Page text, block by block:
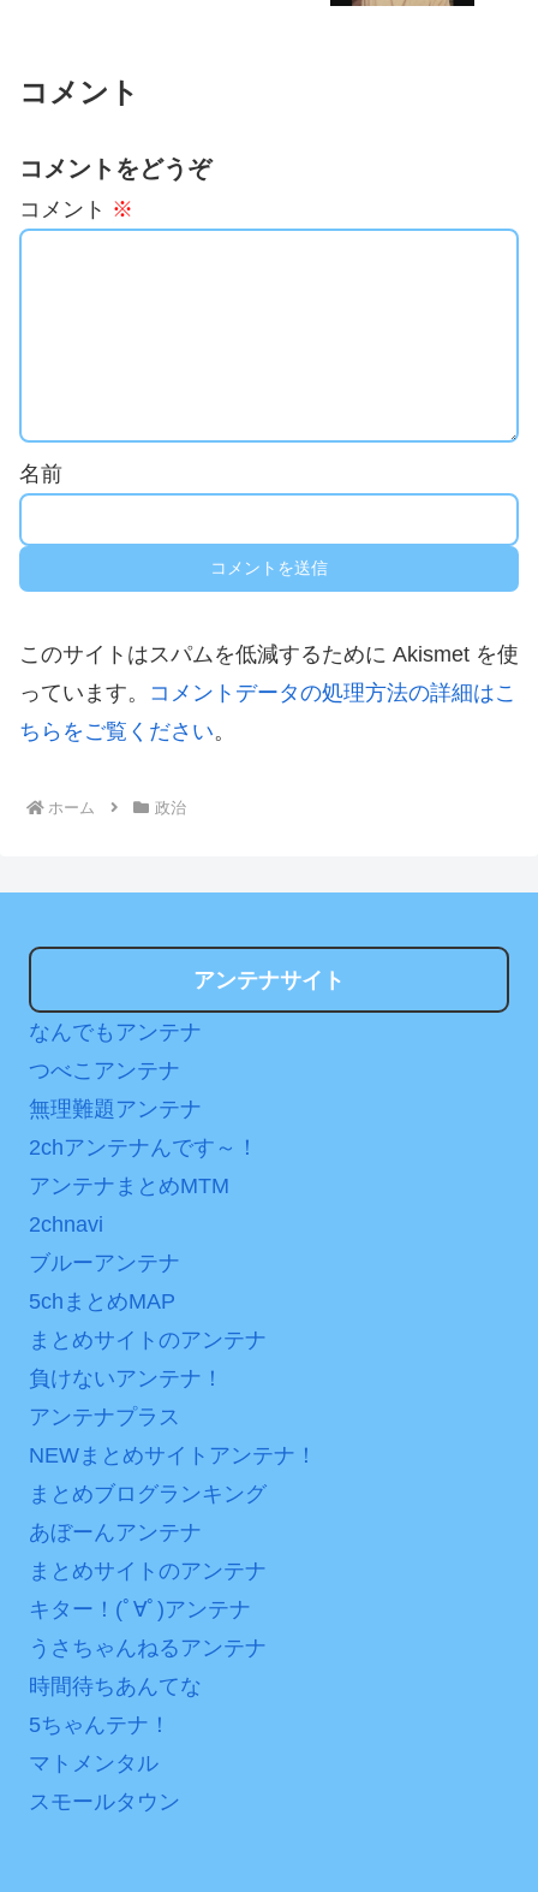
コメント
コメントをどうぞ
コメント ※
名前
このサイトはスパムを低減するために Akismet を使
っています。 コメントデータの処理方法の詳細はこ
ちらをご覧ください。
ホーム 政治
アンテナサイト
なんでもアンテナ
つべこアンテナ
無理難題アンテナ
2chアンテナんです～！
アンテナまとめMTM
2chnavi
ブルーアンテナ
5chまとめMAP
まとめサイトのアンテナ
負けないアンテナ！
アンテナプラス
NEWまとめサイトアンテナ！
まとめブログランキング
あぼーんアンテナ
まとめサイトのアンテナ
キター！(ﾟ∀ﾟ)アンテナ
うさちゃんねるアンテナ
時間待ちあんてな
5ちゃんテナ！
マトメンタル
スモールタウン